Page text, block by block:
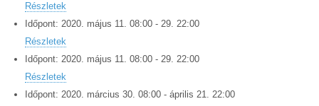
Részletek
Időpont: 2020. május 11. 08:00 - 29. 22:00
Részletek
Időpont: 2020. május 11. 08:00 - 29. 22:00
Részletek
Időpont: 2020. március 30. 08:00 - április 21. 22:00